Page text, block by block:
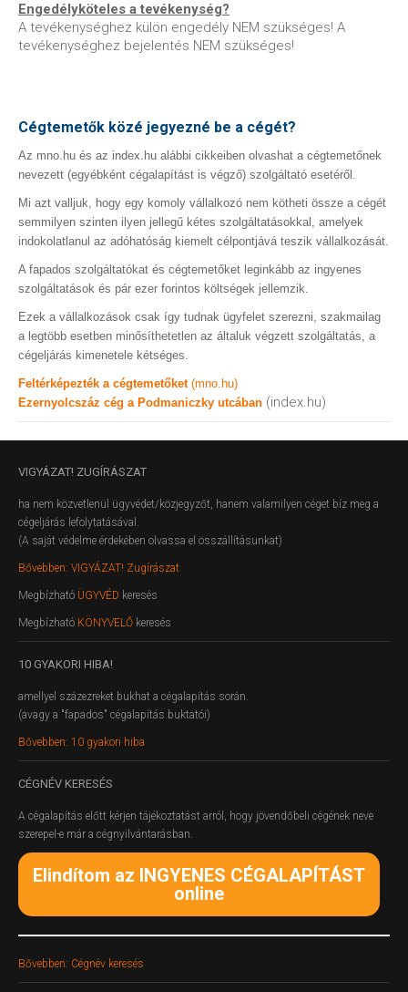
Engedélyköteles a tevékenység?
A tevékenységhez külön engedély NEM szükséges! A
tevékenységhez bejelentés NEM szükséges!
Cégtemetők közé jegyezné be a cégét?
Az mno.hu és az index.hu alábbi cikkeiben olvashat a cégtemetőnek
nevezett (egyébként cégalapítást is végző) szolgáltató esetéről.
Mi azt valljuk, hogy egy komoly vállalkozó nem kötheti össze a cégét
semmilyen szinten ilyen jellegű kétes szolgáltatásokkal, amelyek
indokolatlanul az adóhatóság kiemelt célpontjává teszik vállalkozását.
A fapados szolgáltatókat és cégtemetőket leginkább az ingyenes
szolgáltatások és pár ezer forintos költségek jellemzik.
Ezek a vállalkozások csak így tudnak ügyfelet szerezni, szakmailag
a legtöbb esetben minősíthetetlen az általuk végzett szolgáltatás, a
cégeljárás kimenetele kétséges.
Feltérképezték a cégtemetőket (mno.hu)
Ezernyolcszáz cég a Podmaniczky utcában (index.hu)
VIGYÁZAT! ZUGÍRÁSZAT
ha nem közvetlenül ügyvédet/közjegyzőt, hanem valamilyen céget bíz meg a
cégeljárás lefolytatásával.
(A saját védelme érdekében olvassa el összállításunkat)
Bővebben: VIGYÁZAT! Zugírászat
Megbízható ÜGYVÉD keresés
Megbízható KÖNYVELŐ keresés
10 GYAKORI HIBA!
amellyel százezreket bukhat a cégalapítás során.
(avagy a "fapados" cégalapítás buktatói)
Bővebben: 10 gyakori hiba
CÉGNÉV KERESÉS
A cégalapítás előtt kérjen tájékoztatást arról, hogy jövendőbeli cégének neve
szerepel-e már a cégnyilvántarásban.
Elindítom az INGYENES CÉGALAPÍTÁST
online
Bővebben: Cégnév keresés